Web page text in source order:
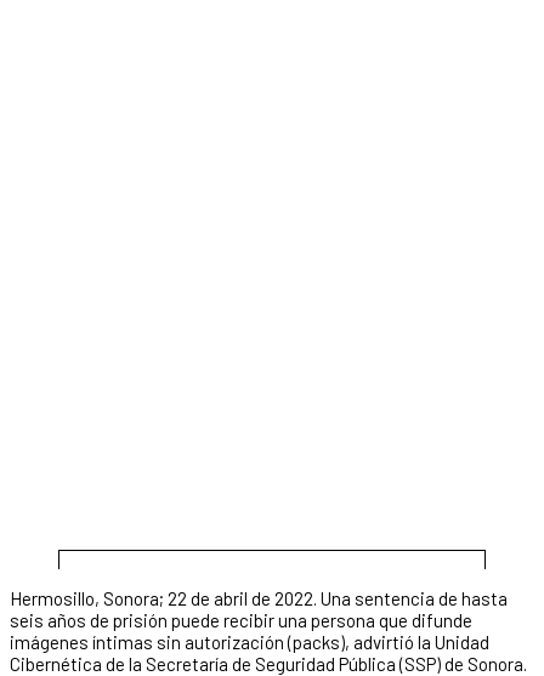
Hermosillo, Sonora; 22 de abril de 2022. Una sentencia de hasta
seis años de prisión puede recibir una persona que difunde
imágenes íntimas sin autorización (packs), advirtió la Unidad
Cibernética de la Secretaría de Seguridad Pública (SSP) de Sonora.